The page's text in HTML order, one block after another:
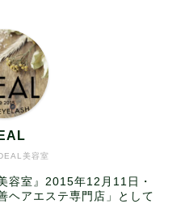
美容室
容室』2015年12月11日・
ヘアエステ専門店」として